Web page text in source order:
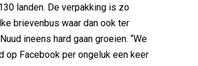
landen. De verpakking is zo
brievenbus waar dan ook ter
ineens hard gaan groeien. “We
op Facebook per ongeluk een keer